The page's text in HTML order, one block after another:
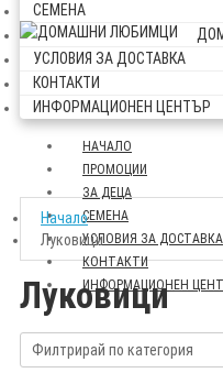
СЕМЕНА
УСЛОВИЯ ЗА ДОСТАВКА
КОНТАКТИ
ИНФОРМАЦИОНЕН ЦЕНТЪР
НАЧАЛО
ПРОМОЦИИ
ЗА ДЕЦА
СЕМЕНА
УСЛОВИЯ ЗА ДОСТАВКА
КОНТАКТИ
ИНФОРМАЦИОНЕН
Начало
Луковици
Луковици
Филтрирай по категория